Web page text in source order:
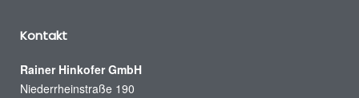
Kontakt
Rainer Hinkofer GmbH
Niederrheinstraße 190